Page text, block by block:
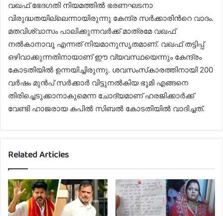
വഖഫ് ഭേദഗതി നിയമത്തില്‍ ഭരണഘടനാ
വിരുദ്ധതയില്ലെന്നായിരുന്നു കേന്ദ്ര സര്‍ക്കാരിന്‍റെ വാദം.
മതവിശ്വാസം പാലിക്കുന്നവര്‍ക്ക് മാത്രമേ വഖഫ്
നല്‍കാനാവൂ എന്നത് നിയമാനുസൃതമാണ്. വഖഫ് തട്ടിപ്പ്
ഒഴിവാക്കുന്നതിനായാണ് ഈ വ്യവസ്ഥയെന്നും കേന്ദ്രം
കോടതിയില്‍ ഉന്നയിച്ചിരുന്നു. ശവസംസ്‌കാരത്തിനായി 200
വര്‍ഷം മുന്‍പ് സര്‍ക്കാര്‍ വിട്ടുനല്‍കിയ ഭൂമി എങ്ങനെ
തിരിച്ചെടുക്കാനാകുമെന്ന ചോദ്യമാണ് ഹരജിക്കാര്‍ക്ക്
വേണ്ടി ഹാജരായ കപില്‍ സിബല്‍ കോടതിയില്‍ വാദിച്ചത്.
Related Articles